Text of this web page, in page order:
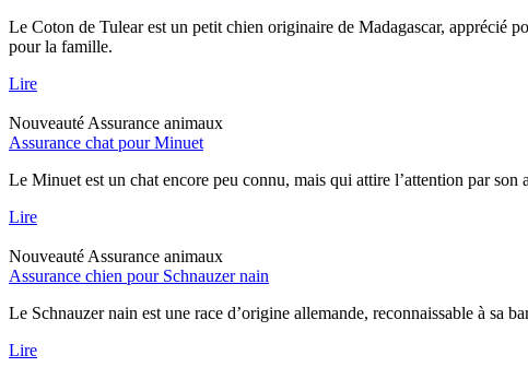
Le Coton de Tulear est un petit chien originaire de Madagascar, apprécié
pour la famille.
Lire
Nouveauté Assurance animaux
Assurance chat pour Minuet
Le Minuet est un chat encore peu connu, mais qui attire l’attention par son
Lire
Nouveauté Assurance animaux
Assurance chien pour Schnauzer nain
Le Schnauzer nain est une race d’origine allemande, reconnaissable à sa
Lire